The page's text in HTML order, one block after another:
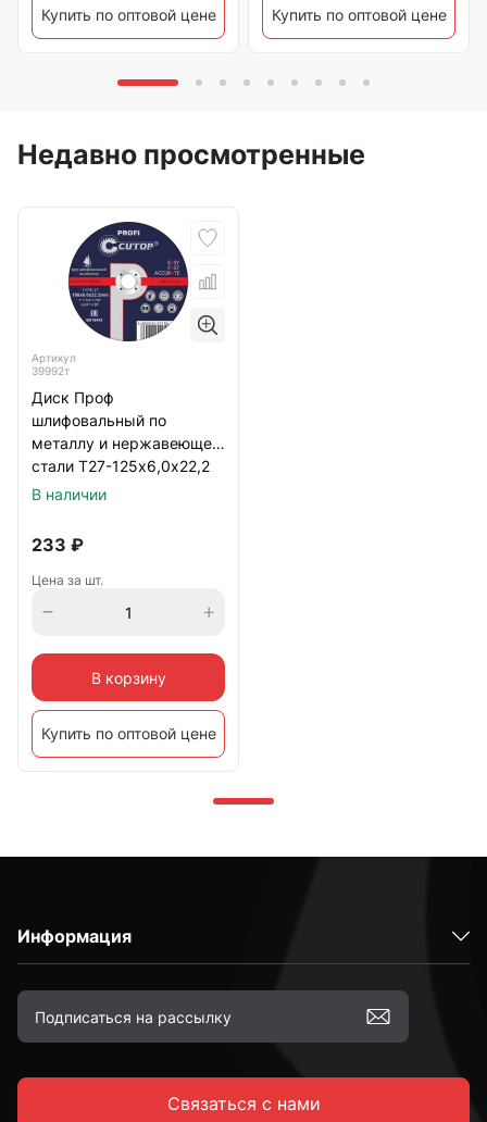
Купить по оптовой цене Купить по оптовой цене
Недавно просмотренные
Артикул
39992т
Диск Проф
шлифовальный по
металлу и нержавеющей
стали Т27-125х6,0х22,2
мм Cutop Profi
В наличии
233 ₽
Цена за шт.
В корзину
Купить по оптовой цене
Информация
Связаться с нами